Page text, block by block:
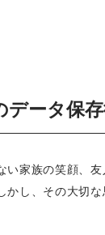
データ保
家族の笑顔、友
し、その大切な